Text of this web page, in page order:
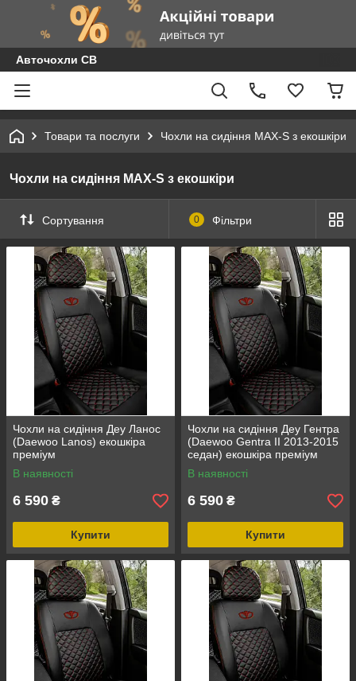
Авточохли СВ
Товари та послуги Чохли на сидіння MAX-S з екошкіри
Чохли на сидіння MAX-S з екошкіри
Сортування 0 Фільтри
Чохли на сидіння Деу Ланос
(Daewоo Lanos) екошкіра
преміум
В наявності
6 590 ₴
Купити
Чохли на сидіння Деу Гентра
(Daewоo Gentra II 2013-2015
седан) екошкіра преміум
В наявності
6 590 ₴
Купити